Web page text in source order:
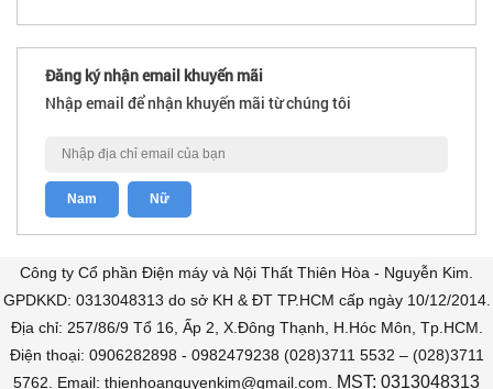
Đăng ký nhận email khuyến mãi
Nhập email để nhận khuyến mãi từ chúng tôi
Công ty Cổ phần Điện máy và Nội Thất Thiên Hòa - Nguyễn Kim.
GPDKKD: 0313048313 do sở KH & ĐT TP.HCM cấp ngày 10/12/2014.
Địa chỉ: 257/86/9 Tổ 16, Ấp 2, X.Đông Thạnh, H.Hóc Môn, Tp.HCM.
Điện thoại: 0906282898 - 0982479238 (028)3711 5532 – (028)3711
5762. Email: thienhoanguyenkim@gmail.com.
MST: 0313048313